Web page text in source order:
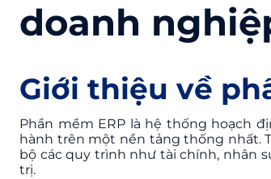
doanh
Giới thiệu về
Phần mềm ERP là hệ thống hoạch
hành trên một nền tảng thống nhất.
bộ các quy trình như tài chính, nhân
trị.